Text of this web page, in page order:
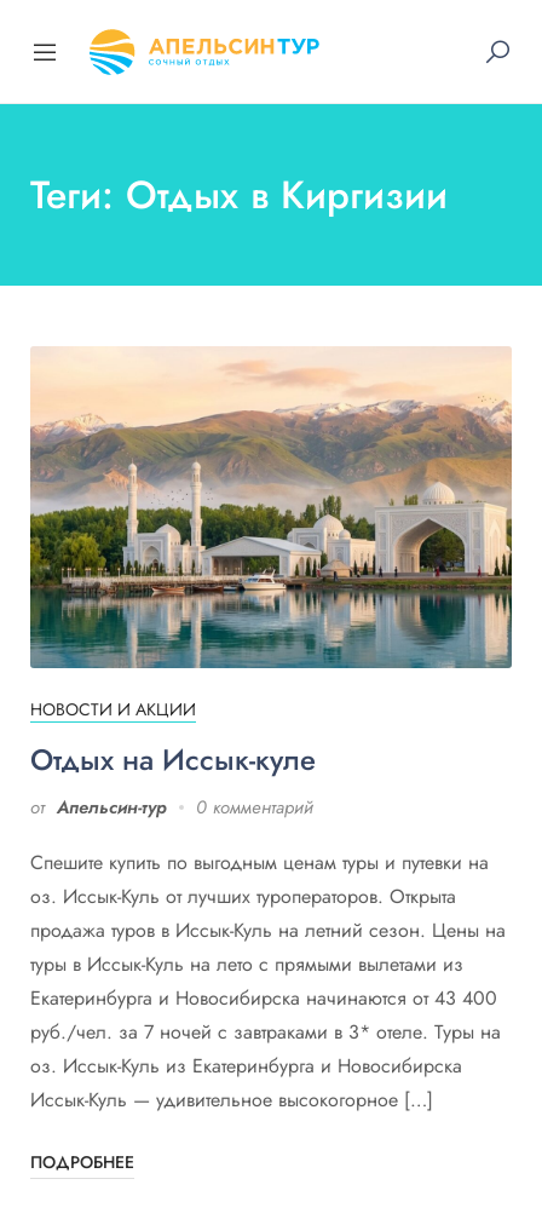
Теги: Отдых в Киргизии
НОВОСТИ И АКЦИИ
Отдых на Иссык-куле
от Апельсин-тур 0 комментарий
Спешите купить по выгодным ценам туры и путевки на
оз. Иссык-Куль от лучших туроператоров. Открыта
продажа туров в Иссык-Куль на летний сезон. Цены на
туры в Иссык-Куль на лето c прямыми вылетами из
Екатеринбурга и Новосибирска начинаются от 43 400
руб./чел. за 7 ночей с завтраками в 3* отеле. Туры на
оз. Иссык-Куль из Екатеринбурга и Новосибирска
Иссык-Куль — удивительное высокогорное […]
ПОДРОБНЕЕ